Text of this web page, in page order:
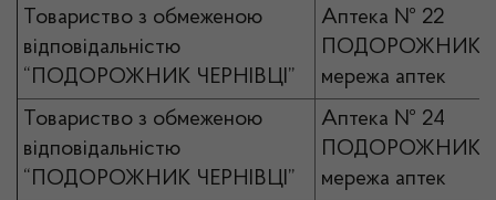
Товариство з обмеженою
відповідальністю
“ПОДОРОЖНИК ЧЕРНІВЦІ”
Аптека № 22
ПОДОРОЖНИК
мережа аптек
Товариство з обмеженою
відповідальністю
“ПОДОРОЖНИК ЧЕРНІВЦІ”
Аптека № 24
ПОДОРОЖНИК
мережа аптек